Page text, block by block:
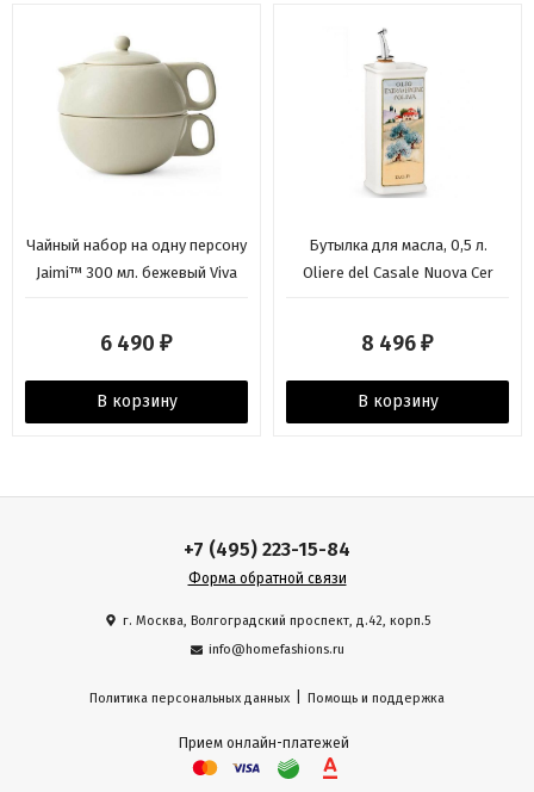
Чайный набор на одну персону
Jaimi™ 300 мл. бежевый Viva
6 490 ₽
В корзину
Бутылка для масла, 0,5 л.
Oliere del Casale Nuova Cer
8 496 ₽
В корзину
+7 (495) 223-15-84
Форма обратной связи
г. Москва, Волгоградский проспект, д.42, корп.5
info@homefashions.ru
Политика персональных данных Помощь и поддержка
Прием онлайн-платежей